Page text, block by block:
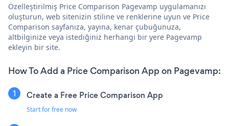
Özelleştirilmiş Price Comparison Pagevamp uygulamanızı
oluşturun, web sitenizin stiline ve renklerine uyun ve Price
Comparison sayfanıza, yayına, kenar çubuğunuza,
altbilginize veya istediğiniz herhangi bir yere Pagevamp
ekleyin bir site.
How To Add a Price Comparison App on Pagevamp:
Create a Free Price Comparison App
Start for free now